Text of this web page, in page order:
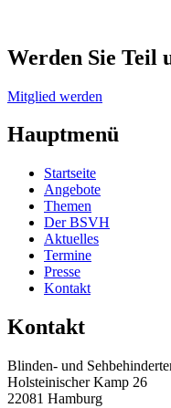
Werden Sie Teil
Mitglied werden
Hauptmenü
Startseite
Angebote
Themen
Der BSVH
Aktuelles
Termine
Presse
Kontakt
Kontakt
Blinden- und
Holsteinischer Kamp 26
22081 Hamburg